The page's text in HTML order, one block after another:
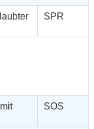
SPR
SOS